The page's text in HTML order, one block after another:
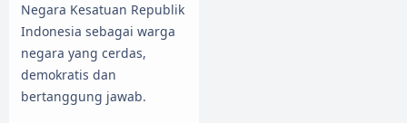
Negara Kesatuan Republik
Indonesia sebagai warga
negara yang cerdas,
demokratis dan
bertanggung jawab.